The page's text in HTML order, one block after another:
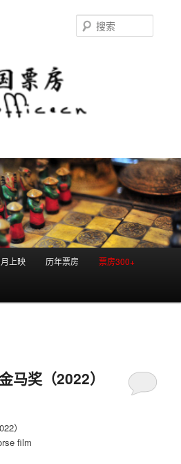
上映 历年票房 票房300+
马奖（2022）
）
film